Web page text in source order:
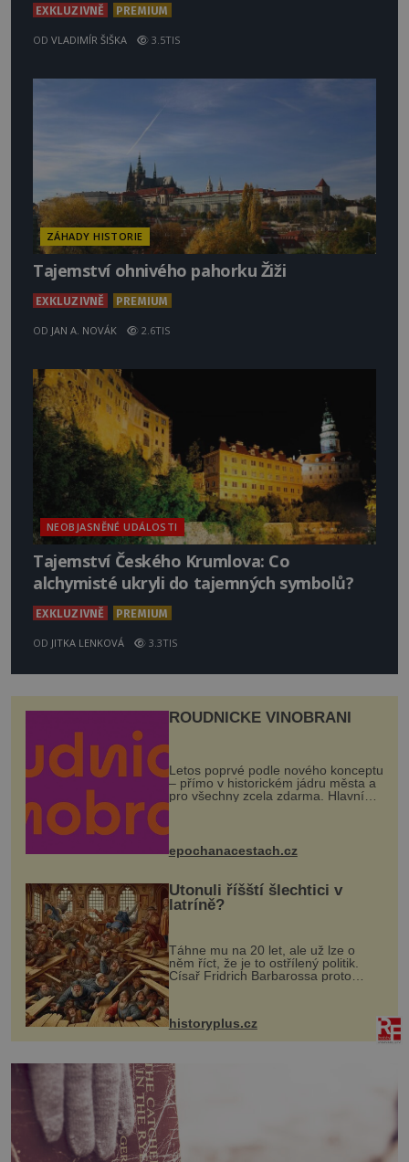
EXKLUZIVNĚ PREMIUM
OD VLADIMÍR ŠIŠKA 3.5TIS
ZÁHADY HISTORIE
Tajemství ohnivého pahorku Žiži
EXKLUZIVNĚ PREMIUM
OD JAN A. NOVÁK 2.6TIS
NEOBJASNĚNÉ UDÁLOSTI
Tajemství Českého Krumlova: Co
alchymisté ukryli do tajemných symbolů?
EXKLUZIVNĚ PREMIUM
OD JITKA LENKOVÁ 3.3TIS
ROUDNICKÉ VINOBRANÍ
Letos poprvé podle nového konceptu
– přímo v historickém jádru města a
pro všechny zcela zdarma. Hlavní
program se odehraje na Karlově a
mohou těšit na víno, burčák, pes...
epochanacestach.cz
Utonuli říšští šlechtici v
latríně?
Táhne mu na 20 let, ale už lze o
něm říct, že je to ostřílený politik.
Císař Fridrich Barbarossa proto
posílá svého syna a dědice Jindřicha
VI. do Erfurtu, aby se stal
prostředníkem při řešení sporu m...
historyplus.cz